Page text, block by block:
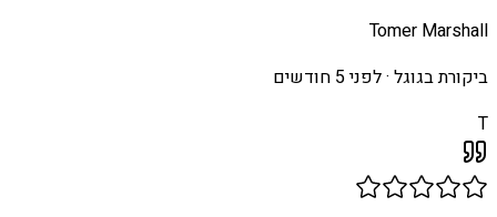
Tomer Marshall
ביקורת בגוגל ·לפני 5 חודשים
T